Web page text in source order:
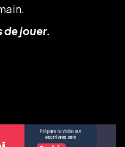
de jouer.